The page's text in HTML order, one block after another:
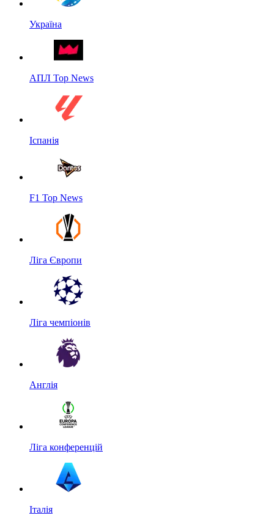
Україна
АПЛ Top News
Іспанія
F1 Top News
Ліга Європи
Ліга чемпіонів
Англія
Ліга конференцій
Італія